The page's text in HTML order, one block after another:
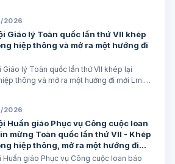
2026
Giáo lý Toàn quốc lần thứ VII khép
hiệp thông và mở ra một hướng đi
Giáo lý Toàn quốc lần thứ VII khép lại
thông và mở ra một hướng đi mới Lm.
2026
Huấn giáo Phục vụ Công cuộc loan
mừng Toàn quốc lần thứ VII - Khép
hiệp thông, mở ra một hướng đi
công cuộc huấn giáo Việt Nam
Huấn giáo Phục vụ Công cuộc loan báo